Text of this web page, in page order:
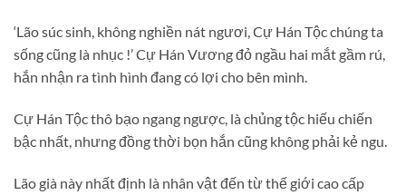
‘Lão súc sinh, không nghiền nát ngươi, Cự Hán Tộc chúng ta
sống cũng là nhục !’ Cự Hán Vương đỏ ngầu hai mắt gầm rú,
hắn nhận ra tình hình đang có lợi cho bên mình.
Cự Hán Tộc thô bạo ngang ngược, là chủng tộc hiếu chiến
bậc nhất, nhưng đồng thời bọn hắn cũng không phải kẻ ngu.
Lão già này nhất định là nhân vật đến từ thế giới cao cấp